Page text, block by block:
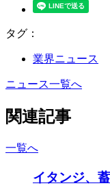
タグ：
業界ニュース
ニュース一覧へ
関連記事
一覧へ
イタンジ、